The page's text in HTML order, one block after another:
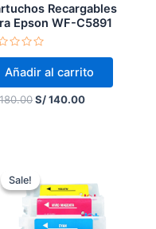
Recargables
Epson WF-C5891
Añadir al carrito
S/140.00
Sale!
Sale!
was:
S/ 1,000.00.
is:
S/ 800.00.